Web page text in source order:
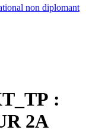
non diplomant
:
2A